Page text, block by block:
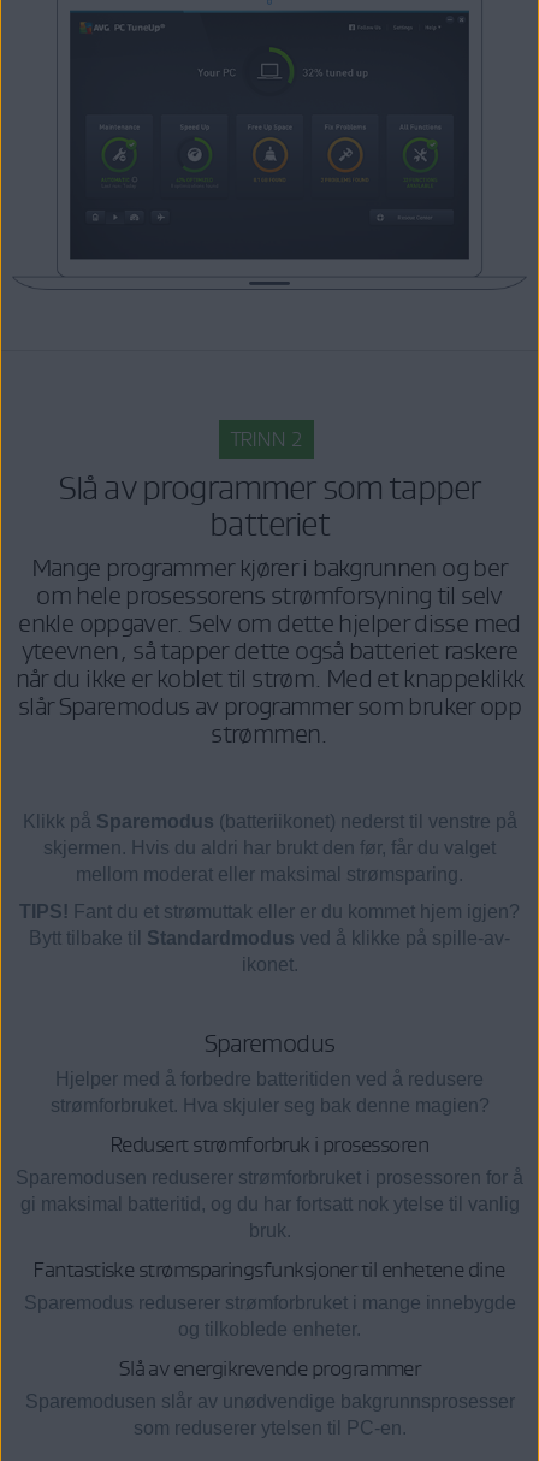
TRINN 2
Slå av programmer som tapper
batteriet
Mange programmer kjører i bakgrunnen og ber
om hele prosessorens strømforsyning til selv
enkle oppgaver. Selv om dette hjelper disse med
yteevnen, så tapper dette også batteriet raskere
når du ikke er koblet til strøm. Med et knappeklikk
slår Sparemodus av programmer som bruker opp
strømmen.
Klikk på Sparemodus (batteriikonet) nederst til venstre på
skjermen. Hvis du aldri har brukt den før, får du valget
mellom moderat eller maksimal strømsparing.
TIPS! Fant du et strømuttak eller er du kommet hjem igjen?
Bytt tilbake til Standardmodus ved å klikke på spille-av-
ikonet.
Sparemodus
Hjelper med å forbedre batteritiden ved å redusere
strømforbruket. Hva skjuler seg bak denne magien?
Redusert strømforbruk i prosessoren
Sparemodusen reduserer strømforbruket i prosessoren for å
gi maksimal batteritid, og du har fortsatt nok ytelse til vanlig
bruk.
Fantastiske strømsparingsfunksjoner til enhetene dine
Sparemodus reduserer strømforbruket i mange innebygde
og tilkoblede enheter.
Slå av energikrevende programmer
Sparemodusen slår av unødvendige bakgrunnsprosesser
som reduserer ytelsen til PC-en.